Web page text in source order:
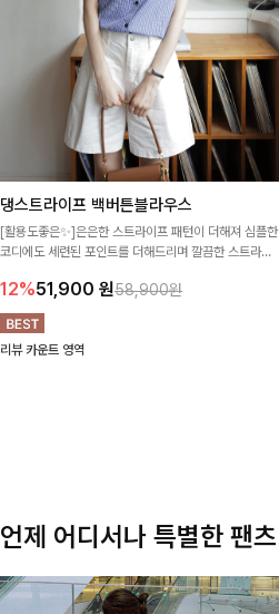
댕스트라이프 백버튼블라우스
[활용도좋은✨]은은한 스트라이프 패턴이 더해져 심플한
코디에도 세련된 포인트를 더해드리며 깔끔한 스트라이
12%51,900 원58,900원
리뷰 카운트 영역
언제 어디서나 특별한 팬츠